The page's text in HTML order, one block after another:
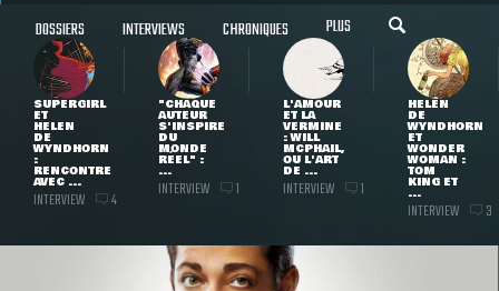
DOSSIERS INTERVIEWS CHRONIQUES PLUS
SUPERGIRL
ET
HELEN
DE
WYNDHORN
:
RENCONTRE
AVEC ...
INTERVIEW 4
"CHAQUE
AUTEUR
S'INSPIRE
DU
MONDE
RÉEL" :
...
INTERVIEW 1
L'AMOUR
ET LA
VERMINE
: WILL
MCPHAIL,
OU L'ART
DE ...
INTERVIEW 1
HELEN
DE
WYNDHORN
ET
WONDER
WOMAN :
TOM
KING ET
...
INTERVIEW 3